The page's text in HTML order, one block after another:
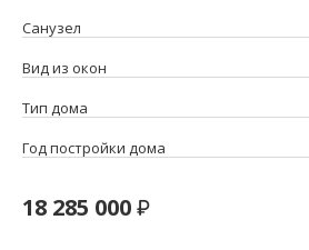
Санузел
Вид из окон
Тип дома
Год постройки дома
18 285 000